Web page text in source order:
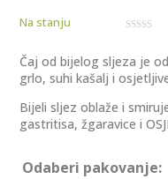
Na stanju
u
t
o
Čaj od bijelog sljeza je
grlo, suhi kašalj i
Bijeli sljez oblaže i
gastritisa, žgaravice i
Odaberi pakovanje: